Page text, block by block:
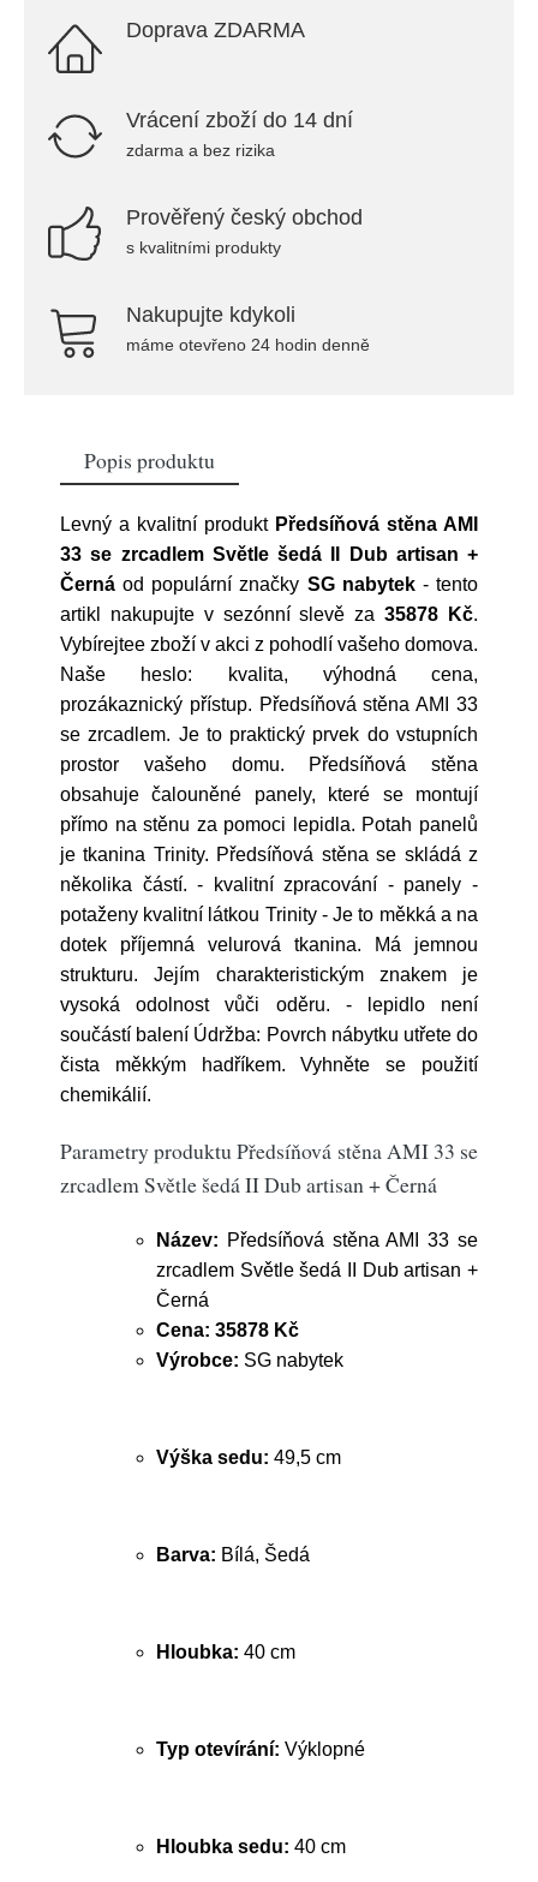
Doprava ZDARMA
Vrácení zboží do 14 dní
zdarma a bez rizika
Prověřený český obchod
s kvalitními produkty
Nakupujte kdykoli
máme otevřeno 24 hodin denně
Popis produktu
Levný a kvalitní produkt Předsíňová stěna AMI
33 se zrcadlem Světle šedá II Dub artisan +
Černá od populární značky SG nabytek- tento
artikl nakupujte v sezónní slevě za35878 Kč.
Vybírejtee zboží v akci z pohodlí vašeho domova.
Naše heslo: kvalita, výhodná cena,
prozákaznický přístup. Předsíňová stěna AMI 33
se zrcadlem. Je to praktický prvek do vstupních
prostor vašeho domu. Předsíňová stěna
obsahuje čalouněné panely, které se montují
přímo na stěnu za pomoci lepidla. Potah panelů
je tkanina Trinity. Předsíňová stěna se skládá z
několika částí. - kvalitní zpracování - panely -
potaženy kvalitní látkou Trinity - Je to měkká a na
dotek příjemná velurová tkanina. Má jemnou
strukturu. Jejím charakteristickým znakem je
vysoká odolnost vůči oděru. - lepidlo není
součástí balení Údržba: Povrch nábytku utřete do
čista měkkým hadříkem. Vyhněte se použití
chemikálií.
Parametry produktu Předsíňová stěna AMI 33 se
zrcadlem Světle šedá II Dub artisan + Černá
Název: Předsíňová stěna AMI 33 se
zrcadlem Světle šedá II Dub artisan +
Černá
Cena: 35878 Kč
Výrobce: SG nabytek
Výška sedu: 49,5 cm
Barva: Bílá, Šedá
Hloubka: 40 cm
Typ otevírání: Výklopné
Hloubka sedu: 40 cm